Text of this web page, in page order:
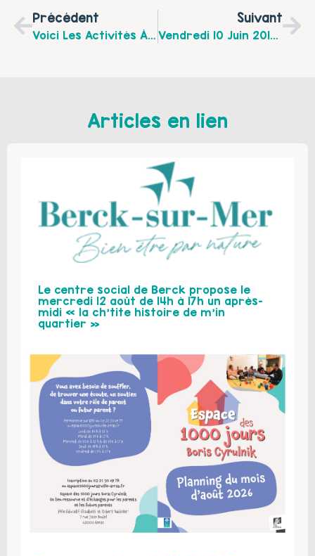
Précédent
Voici Les Activités À Venir En Juin 2016 À La Brouette Bleue Sur Le Territoire De Fauquembergues
Suivant
Vendredi 10 Juin 2016 Spectacle Théâtrale Comique Mis En Place Par Le Centre Social Culturel De Saint-Omer
Articles en lien
Le centre social de Berck propose le
mercredi 12 août de 14h à 17h un après-
midi « la ch’tite histoire de m’in
quartier »